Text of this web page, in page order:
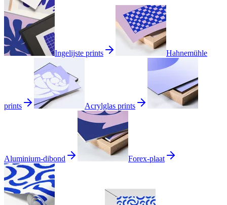
Ingelijste prints Hahnemühle
prints Acrylglas prints
Aluminium-dibond Forex-plaat